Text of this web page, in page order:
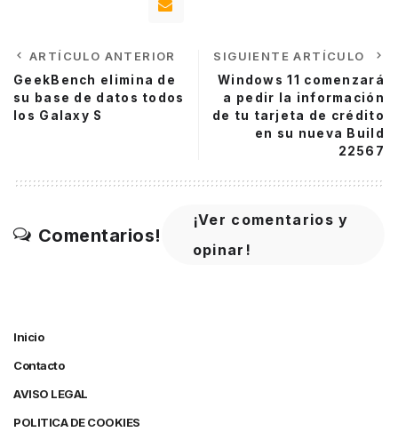
ARTÍCULO ANTERIOR
GeekBench elimina de
su base de datos todos
los Galaxy S
SIGUIENTE ARTÍCULO
Windows 11 comenzará
a pedir la información
de tu tarjeta de crédito
en su nueva Build
22567
Comentarios!
¡Ver comentarios y
opinar!
Inicio
Contacto
AVISO LEGAL
POLITICA DE COOKIES